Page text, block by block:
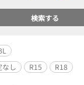
なし R15 R18